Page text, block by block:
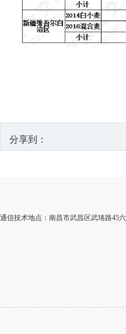
分享到：
通信技术地点：南昌市武昌区武珞路45